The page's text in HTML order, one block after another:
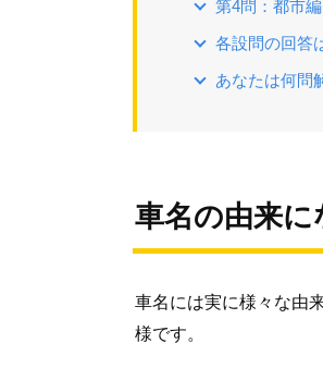
第4問：都市編
各設問の回答
あなたは何問
車名の由来
車名には実に様々な由
様です。